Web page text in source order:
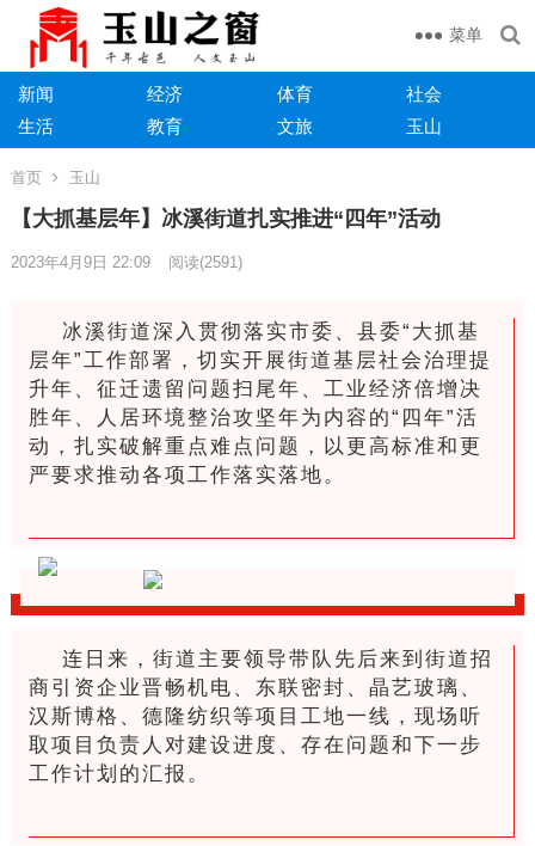
菜单
新闻 经济 体育
社会
生活
教育 文旅 玉山
首页 玉山
【大抓基层年】冰溪街道扎实推进“四年”活动
2023年4月9日 22:09 阅读(2591)
冰溪街道深入贯彻落实市委、县委“大抓基
层年”工作部署，切实开展街道基层社会治理提
升年、征迁遗留问题扫尾年、工业经济倍增决
胜年、人居环境整治攻坚年为内容的“四年”活
动，扎实破解重点难点问题，以更高标准和更
严要求推动各项工作落实落地。
连日来，街道主要领导带队先后来到街道招
商引资企业晋畅机电、东联密封、晶艺玻璃、
汉斯博格、德隆纺织等项目工地一线，现场听
取项目负责人对建设进度、存在问题和下一步
工作计划的汇报。